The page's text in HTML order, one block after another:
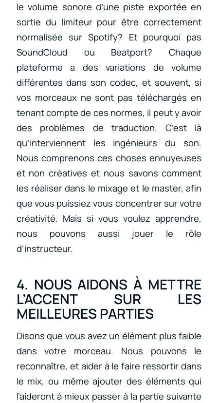
le volume sonore d’une piste exportée en
sortie du limiteur pour être correctement
normalisée sur Spotify? Et pourquoi pas
SoundCloud ou Beatport? Chaque
plateforme a des variations de volume
différentes dans son codec, et souvent, si
vos morceaux ne sont pas téléchargés en
tenant compte de ces normes, il peut y avoir
des problèmes de traduction. C’est là
qu’interviennent les ingénieurs du son.
Nous comprenons ces choses ennuyeuses
et non créatives et nous savons comment
les réaliser dans le mixage et le master, afin
que vous puissiez vous concentrer sur votre
créativité. Mais si vous voulez apprendre,
nous pouvons aussi jouer le rôle
d’instructeur.
4. NOUS AIDONS À METTRE
L’ACCENT SUR LES
MEILLEURES PARTIES
Disons que vous avez un élément plus faible
dans votre morceau. Nous pouvons le
reconnaître, et aider à le faire ressortir dans
le mix, ou même ajouter des éléments qui
l’aideront à mieux passer à la partie suivante